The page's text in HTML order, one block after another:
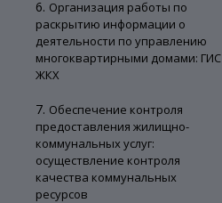
6. Организация работы по
раскрытию информации о
деятельности по управлению
многоквартирными домами: ГИС
ЖКХ
7. Обеспечение контроля
предоставления жилищно-
коммунальных услуг:
осуществление контроля
качества коммунальных
ресурсов